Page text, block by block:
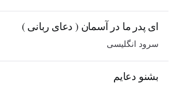
ای پدر ما در آسمان ( دعای ربانی )
سرود انگلیسی
بشنو دعایم